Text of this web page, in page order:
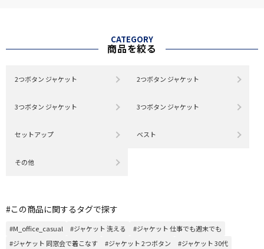
CATEGORY
商品を絞る
2つボタン ジャケット 2つボタン ジャケット
3つボタン ジャケット 3つボタン ジャケット
セットアップ ベスト
その他
#この商品に関するタグで探す
#M_office_casual #ジャケット 洗える
#ジャケット 仕事でも週末でも
#ジャケット 同窓会で着こなす
#ジャケット 2つボタン
#ジャケット 30代